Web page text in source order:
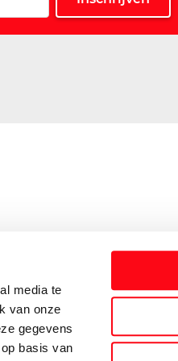
media te
van onze
gegevens
basis van